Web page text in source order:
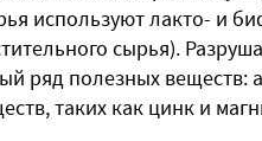
используют лакто- и
сырья).
ряд полезных веществ:
таких как цинк и